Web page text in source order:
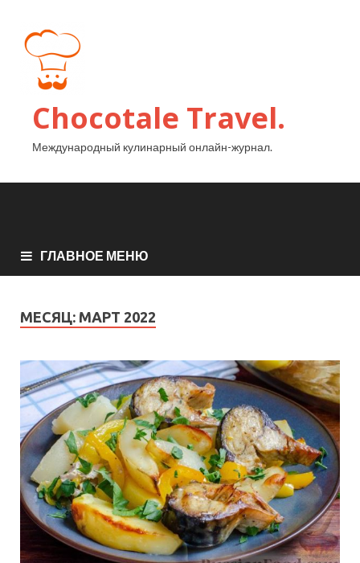
Chocotale Travel.
Международный кулинарный онлайн-журнал.
ГЛАВНОЕ МЕНЮ
МЕСЯЦ: МАРТ 2022